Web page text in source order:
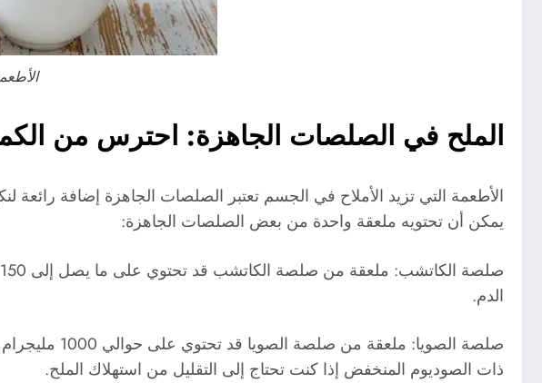
الملح في الصلصات الجاهزة: احترس من
الأطعمة التي تزيد الأملاح في الجسم تعتبر الصلصات الجاهزة إضافة
يمكن أن تحتويه ملعقة واحدة من بعض الصلصات الجاهزة:
الدم.
صلصة
ذات الصوديوم المنخفض إذا كنت تحتاج إلى التقليل من استهلاك الملح.